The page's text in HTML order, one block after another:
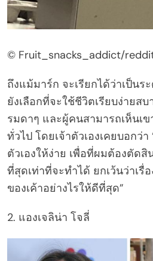
© Fruit_snacks_addict/
ถึงแม้มาร์ก จะเรียกได้ว่าเป็นร
ยังเลือกที่จะใช้ชีวิตเรียบง่ายส
รมดาๆ และผู้คนสามารถเห็นเ
ทั่วไป โดยเจ้าตัวเองเคยบอกว่
ตัวเองให้ง่าย เพื่อที่ผมต้องตัดสิ
ที่สุดเท่าที่จะทำได้ ยกเว้นว่าเรื่
ของเค้าอย่างไรให้ดีที่สุด”
2. แองเจลิน่า โจลี่